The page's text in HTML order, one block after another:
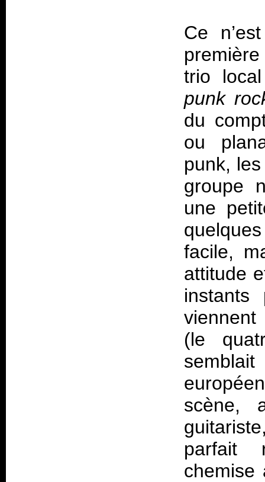
Ce
trio
punk
du
ou
punk,
groupe
une
facile,
attitude
viennent
(le
scène,
parfait
chemise